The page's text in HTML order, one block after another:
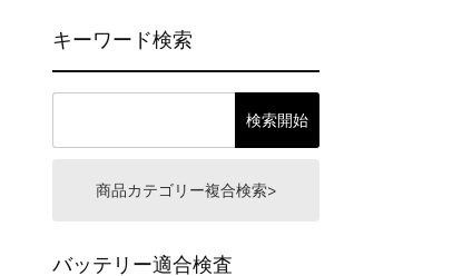
キーワード検索
商品カテゴリー複合検索>
バッテリー適合検査